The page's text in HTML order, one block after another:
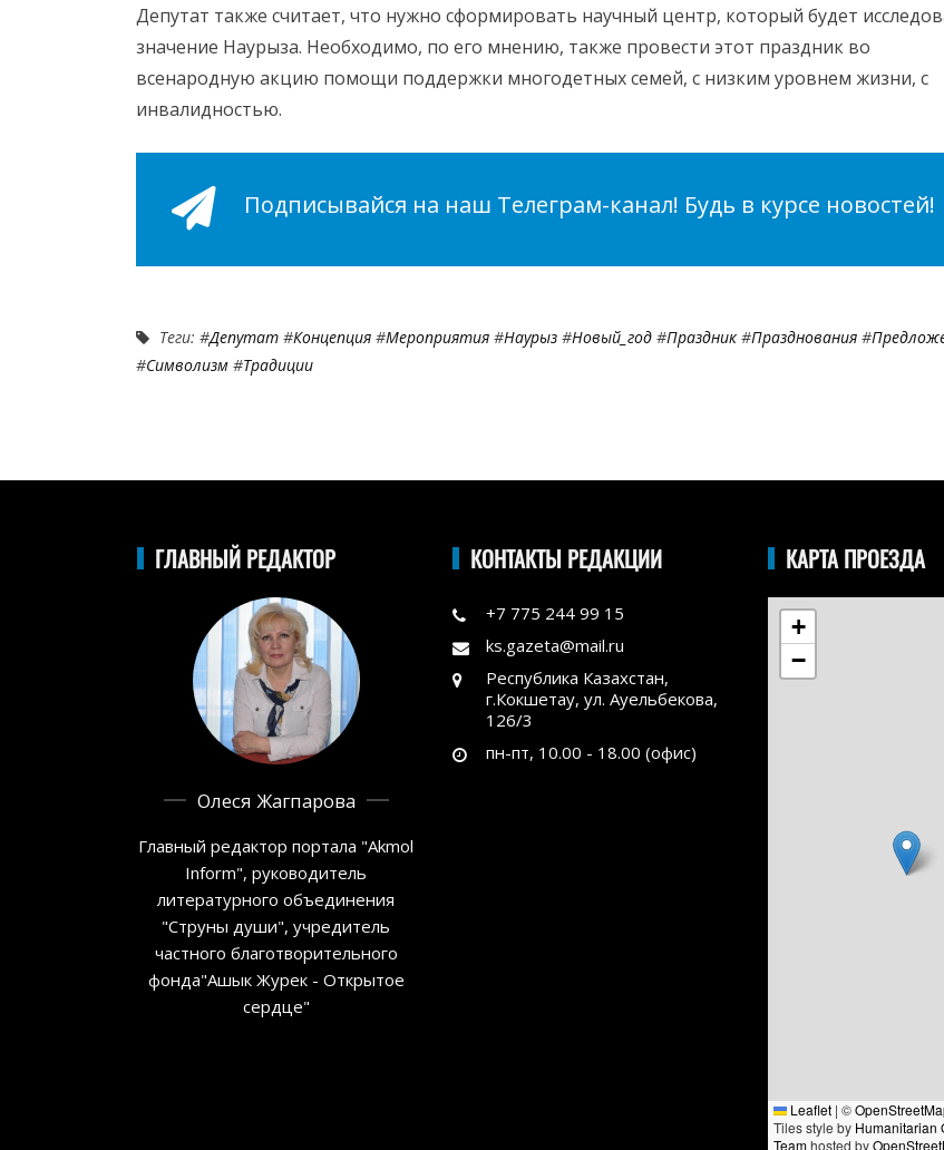
Депутат также считает, что нужно сформировать научный центр, который будет
значение Наурыза. Необходимо, по его мнению, также провести этот праздник во
всенародную акцию помощи поддержки многодетных семей, с низким уровнем жизни, с
инвалидностью.
Подписывайся на наш Телеграм-канал! Будь в курсе новостей!
Теги: #Депутат #Концепция #Мероприятия #Наурыз #Новый_год #Праздник #Празднования #
#Символизм #Традиции
ГЛАВНЫЙ РЕДАКТОР
Олеся Жагпарова
Главный редактор портала "Akmol
Inform", руководитель
литературного объединения
"Струны души", учредитель
частного благотворительного
фонда"Ашык Журек - Открытое
сердце"
КОНТАКТЫ РЕДАКЦИИ
+7 775 244 99 15
ks.gazeta@mail.ru
Республика Казахстан,
г.Кокшетау, ул. Ауельбекова,
126/3
пн-пт, 10.00 - 18.00 (офис)
КАРТА ПРОЕЗДА
+
−
Leaflet | ©
Tiles style by Humanitarian
Teamhosted by